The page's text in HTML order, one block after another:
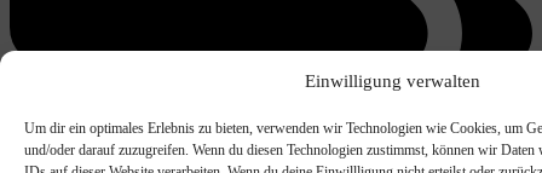
Einwilligung verwalten
Um dir ein optimales Erlebnis zu bieten, verwenden wir Technologien wie Cookies, um
und/oder darauf zuzugreifen. Wenn du diesen Technologien zustimmst, können wir